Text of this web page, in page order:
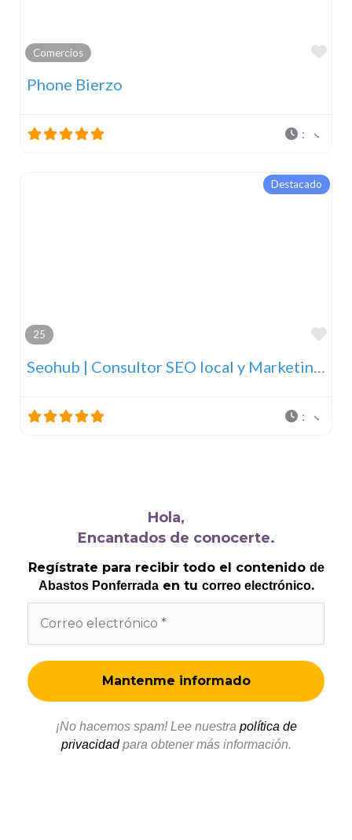
Comercios
Phone Bierzo
:
Destacado
25
:
Hola,
Encantados de conocerte.
Regístrate para recibir todo el contenido de
Abastos Ponferradaen tu correo electrónico.
¡No hacemos spam! Lee nuestra política de
privacidadpara obtener más información.